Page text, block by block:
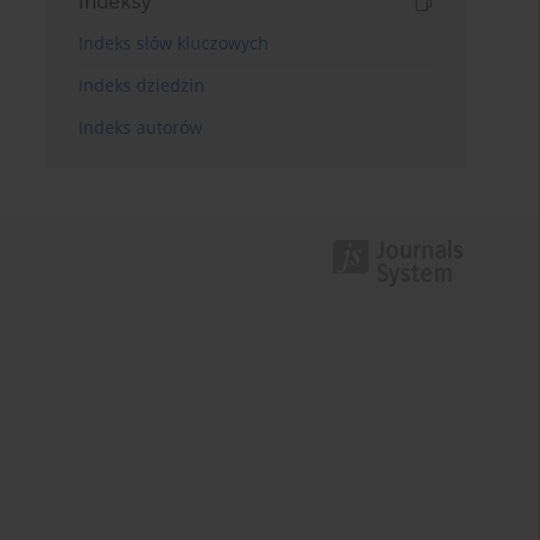
Indeks słów kluczowych
Indeks dziedzin
Indeks autorów